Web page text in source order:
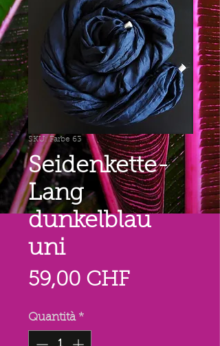
SKU: Farbe 63
Seidenkette-
Lang
dunkelblau
uni
59,00 CHFPrezzo
Quantità *